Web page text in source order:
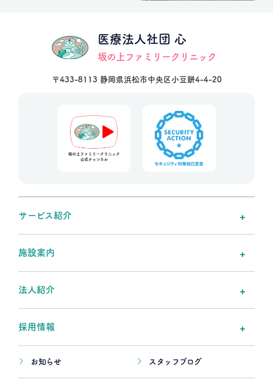
医療法人社団 心
坂の上ファミリークリニック
〒433-8113 静岡県浜松市中央区小豆餅4-4-20
サービス紹介
施設案内
法人紹介
採用情報
お知らせ スタッフブログ